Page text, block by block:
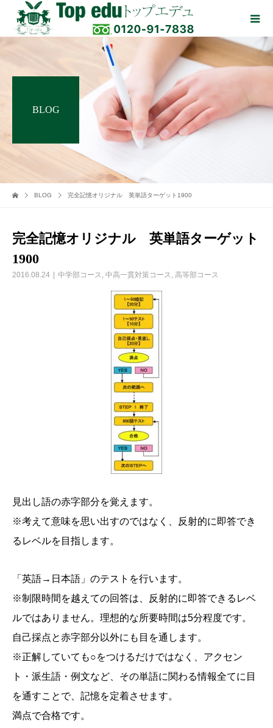
BLOG
BLOG 完全記憶オリジナル 英単語ターゲット1900
完全記憶オリジナル 英単語ターゲット
1900
2016.08.24 中学部コース, 中高一貫対策コース, 高等部コース
見出し語の赤字部分を覚えます。
※考えて意味を思い出すのではなく、反射的に即答でき
るレベルを目指します。
「英語→日本語」のテストを行います。
※制限時間を越えての回答は、反射的に即答できるレベ
ルではありません。理想的な所要時間は5分程度です。
自己採点と赤字部分以外にも目を通します。
※正解していても○をつけるだけではなく、アクセン
ト・派生語・例文など、その単語に関わる情報全てに目
を通すことで、記憶を定着させます。
満点で合格です。